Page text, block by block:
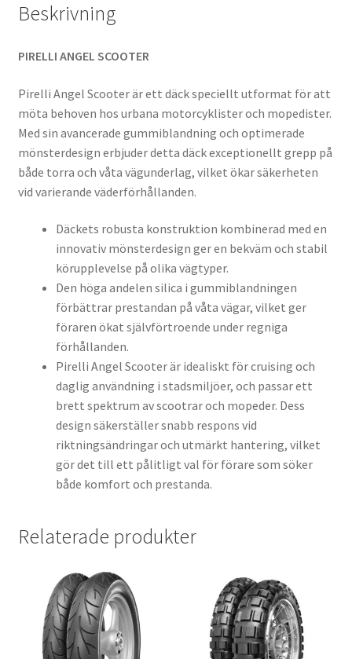
Beskrivning
PIRELLI ANGEL SCOOTER
Pirelli Angel Scooter är ett däck speciellt utformat för att
möta behoven hos urbana motorcyklister och mopedister.
Med sin avancerade gummiblandning och optimerade
mönsterdesign erbjuder detta däck exceptionellt grepp på
både torra och våta vägunderlag, vilket ökar säkerheten
vid varierande väderförhållanden.
Däckets robusta konstruktion kombinerad med en
innovativ mönsterdesign ger en bekväm och stabil
körupplevelse på olika vägtyper.
Den höga andelen silica i gummiblandningen
förbättrar prestandan på våta vägar, vilket ger
föraren ökat självförtroende under regniga
förhållanden.
Pirelli Angel Scooter är idealiskt för cruising och
daglig användning i stadsmiljöer, och passar ett
brett spektrum av scootrar och mopeder. Dess
design säkerställer snabb respons vid
riktningsändringar och utmärkt hantering, vilket
gör det till ett pålitligt val för förare som söker
både komfort och prestanda.
Relaterade produkter